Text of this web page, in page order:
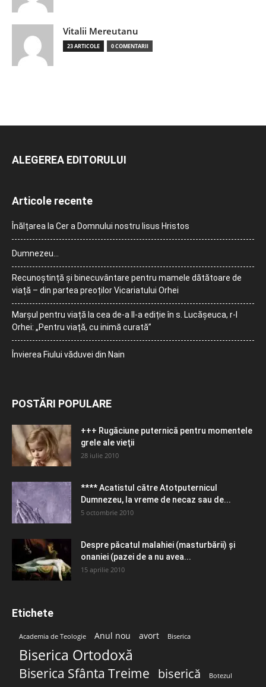
Vitalii Mereutanu
23 ARTICOLE 0 COMENTARII
ALEGEREA EDITORULUI
Articole recente
Înălțarea la Cer a Domnului nostru Iisus Hristos
Dumnezeu…
Recunoștință și binecuvântare pentru mamele dătătoare de
viață – din partea preoților Vicariatului Orhei
Marșul pentru viață la cea de-a II-a ediție în s. Lucășeuca, r-l
Orhei: „Pentru viață, cu inimă curată”
Învierea Fiului văduvei din Nain
POSTĂRI POPULARE
+++ Rugăciune puternică pentru momentele
grele ale vieţii
28 iulie 2010
**** Acatistul către Atotputernicul
Dumnezeu, la vreme de necaz sau de...
5 octombrie 2010
Despre păcatul malahiei (masturbării) şi
onaniei (pazei de a nu avea...
15 aprilie 2010
Etichete
Academia de Teologie Anul nou avort Biserica
Biserica Ortodoxă
Biserica Sfânta Treime biserică Botezul